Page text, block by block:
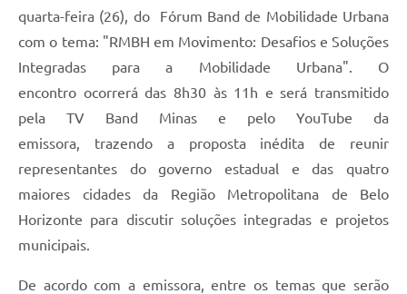
quarta-feira (26), do Fórum Band de Mobilidade Urbana
com o tema: "RMBH em Movimento: Desafios e Soluções
Integradas para a Mobilidade Urbana". O
encontro ocorrerá das 8h30 às 11h e será transmitido
pela TV Band Minas e pelo YouTube da
emissora, trazendo a proposta inédita de reunir
representantes do governo estadual e das quatro
maiores cidades da Região Metropolitana de Belo
Horizonte para discutir soluções integradas e projetos
municipais.
De acordo com a emissora, entre os temas que serão